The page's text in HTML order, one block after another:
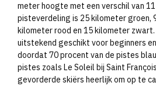
meter hoogte met een verschil van
pisteverdeling is 25 kilometer groen,
kilometer rood en 15 kilometer
uitstekend geschikt voor beginners
doordat 70 procent van de pistes
pistes zoals Le Soleil bij Saint
gevorderde skiërs heerlijk om op te